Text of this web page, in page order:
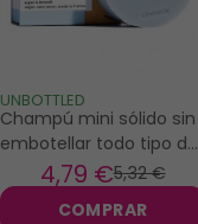
UNBOTTLED
Champú mini sólido sin
embotellar todo tipo de
cabello 20gr 5,32 €
4,79 €
COMPRAR